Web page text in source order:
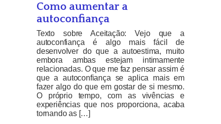
Como aumentar a
autoconfiança
Texto sobre Aceitação: Vejo que a
autoconfiança é algo mais fácil de
desenvolver do que a autoestima, muito
embora ambas estejam intimamente
relacionadas. O que me faz pensar assim é
que a autoconfiança se aplica mais em
fazer algo do que em gostar de si mesmo.
O próprio tempo, com as vivências e
experiências que nos proporciona, acaba
tornando as […]